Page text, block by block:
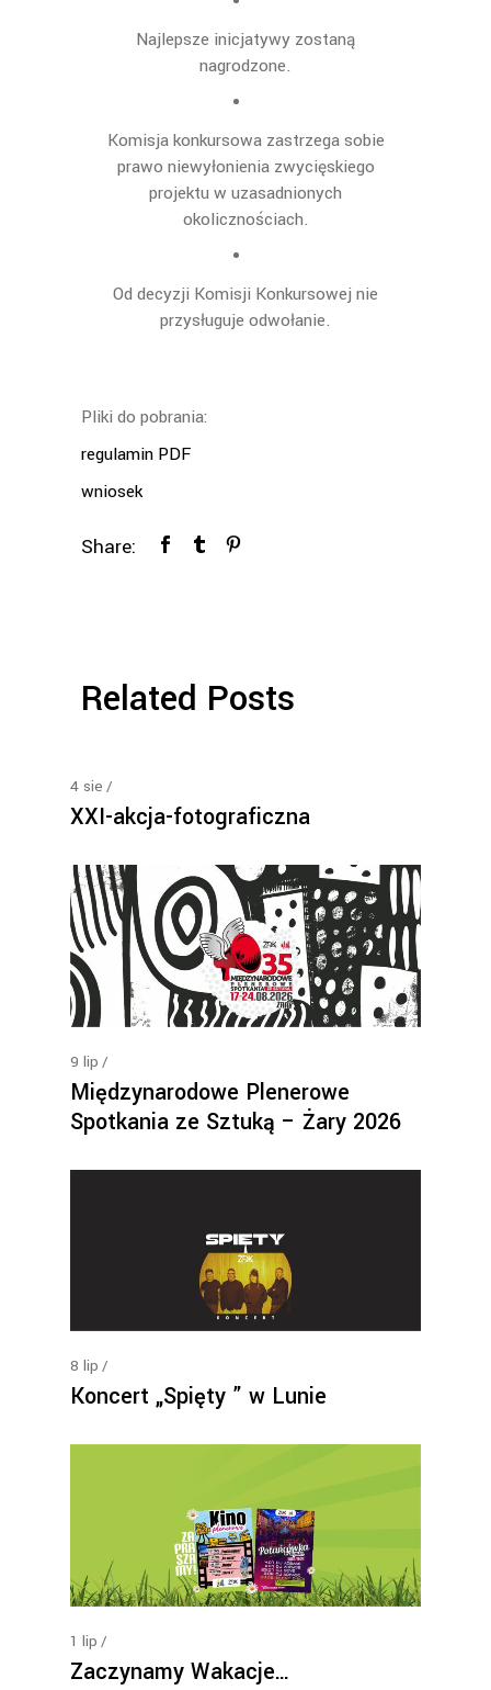
Najlepsze inicjatywy zostaną
nagrodzone.
Komisja konkursowa zastrzega sobie
prawo niewyłonienia zwycięskiego
projektu w uzasadnionych
okolicznościach.
Od decyzji Komisji Konkursowej nie
przysługuje odwołanie.
Pliki do pobrania:
regulamin PDF
wniosek
Share:
Related Posts
4 sie
XXI-akcja-fotograficzna
9 lip
Międzynarodowe Plenerowe
Spotkania ze Sztuką – Żary 2026
8 lip
Koncert „Spięty ” w Lunie
1 lip
Zaczynamy Wakacje…